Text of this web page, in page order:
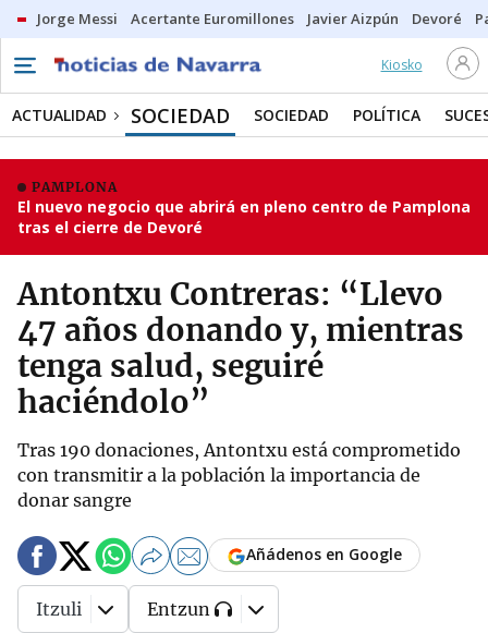
Jorge Messi Acertante Euromillones Javier Aizpún Devoré
Kiosko
ACTUALIDAD SOCIEDAD SOCIEDAD POLÍTICA
PAMPLONA
El nuevo negocio que abrirá en pleno centro de Pamplona
tras el cierre de Devoré
Antontxu Contreras: “Llevo
47 años donando y, mientras
tenga salud, seguiré
haciéndolo”
Tras 190 donaciones, Antontxu está comprometido
con transmitir a la población la importancia de
donar sangre
Añádenos en Google
Itzuli Entzun